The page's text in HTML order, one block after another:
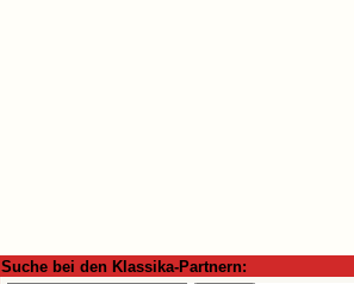
Suche bei den Klassika-Partnern: